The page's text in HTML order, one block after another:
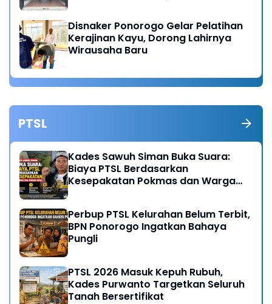
Disnaker Ponorogo Gelar Pelatihan
Kerajinan Kayu, Dorong Lahirnya
Wirausaha Baru
PTSL
Kades Sawuh Siman Buka Suara:
Biaya PTSL Berdasarkan
Kesepakatan Pokmas dan Warga
Perbup PTSL Kelurahan Belum Terbit,
BPN Ponorogo Ingatkan Bahaya
Pungli
PTSL 2026 Masuk Kepuh Rubuh,
Kades Purwanto Targetkan Seluruh
Tanah Bersertifikat